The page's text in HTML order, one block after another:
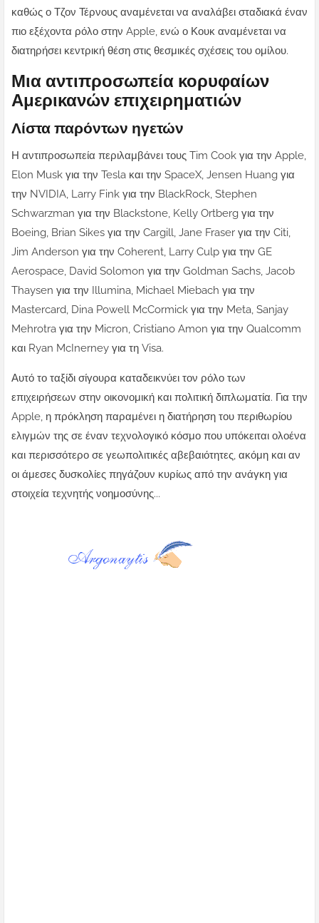
καθώς ο Τζον Τέρνους αναμένεται να αναλάβει σταδιακά έναν
πιο εξέχοντα ρόλο στην Apple, ενώ ο Κουκ αναμένεται να
διατηρήσει κεντρική θέση στις θεσμικές σχέσεις του ομίλου.
Μια αντιπροσωπεία κορυφαίων
Αμερικανών επιχειρηματιών
Λίστα παρόντων ηγετών
Η αντιπροσωπεία περιλαμβάνει τους Tim Cook για την Apple,
Elon Musk για την Tesla και την SpaceX, Jensen Huang για
την NVIDIA, Larry Fink για την BlackRock, Stephen
Schwarzman για την Blackstone, Kelly Ortberg για την
Boeing, Brian Sikes για την Cargill, Jane Fraser για την Citi,
Jim Anderson για την Coherent, Larry Culp για την GE
Aerospace, David Solomon για την Goldman Sachs, Jacob
Thaysen για την Illumina, Michael Miebach για την
Mastercard, Dina Powell McCormick για την Meta, Sanjay
Mehrotra για την Micron, Cristiano Amon για την Qualcomm
και Ryan McInerney για τη Visa.
Αυτό το ταξίδι σίγουρα καταδεικνύει τον ρόλο των
επιχειρήσεων στην οικονομική και πολιτική διπλωματία. Για την
Apple, η πρόκληση παραμένει η διατήρηση του περιθωρίου
ελιγμών της σε έναν τεχνολογικό κόσμο που υπόκειται ολοένα
και περισσότερο σε γεωπολιτικές αβεβαιότητες, ακόμη και αν
οι άμεσες δυσκολίες πηγάζουν κυρίως από την ανάγκη για
στοιχεία τεχνητής νοημοσύνης...